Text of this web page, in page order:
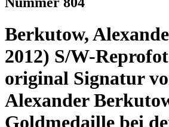
Berkutow,
2012) S/W-
original Signatur
Alexander
Goldmedaille bei